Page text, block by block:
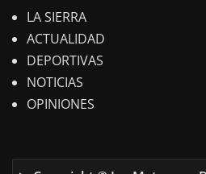
LA SIERRA
ACTUALIDAD
DEPORTIVAS
NOTICIAS
OPINIONES